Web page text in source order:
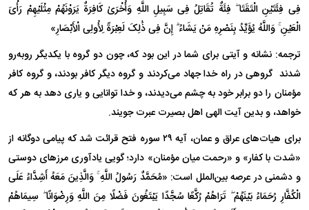
فِی فِئَتَیْنِ الْتَقَتَا ۖ فِئَةٌ تُقَاتِلُ فِی سَبِیلِ اللَّهِ وَأُخْرَىٰ کَافِرَةٌ یَرَوْنَهُمْ مِثْلَیْهِمْ رَأْیَ
الْعَیْنِ ۚ وَاللَّهُ یُؤَیِّدُ بِنَصْرِهِ مَنْ یَشَاءُ ۗ إِنَّ فِی ذَٰلِکَ لَعِبْرَةً لِأُولِی الْأَبْصَارِ»
ترجمه: نشانه و آیتی برای شما در این بود که، چون دو گروه با یکدیگر رو‌به‌رو
شدند گروهی در راه خدا جهاد می‌کردند و گروه دیگر کافر بودند، و گروه کافر
مؤمنان را دو برابر خود به چشم می‌دیدند، و خدا توانایی و یاری دهد به هر که
خواهد، و بدین آیت الهی اهل بصیرت عبرت جویند.
برای هیات‌های عراق و عمان، آیه ۲۹ سوره فتح قرائت شد که پیامی دوگانه از
«شدت با کفار» و «رحمت میان مؤمنان» دارد؛ گویی یادآوری مرز‌های دوستی
و دشمنی در عرصه بین‌الملل است: «مُحَمَّدٌ رَسُولُ اللَّهِ ۚ وَالَّذِینَ مَعَهُ أَشِدَّاءُ عَلَى
الْکُفَّارِ رُحَمَاءُ بَیْنَهُمْ ۖ تَرَاهُمْ رُکَّعًا سُجَّدًا یَبْتَغُونَ فَضْلًا مِنَ اللَّهِ وَرِضْوَانًا ۖ سِیمَاهُمْ